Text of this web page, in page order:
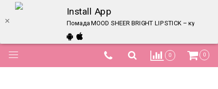
Install App
Помада MOOD SHEER BRIGHT LIPSTICK – купить
0 0